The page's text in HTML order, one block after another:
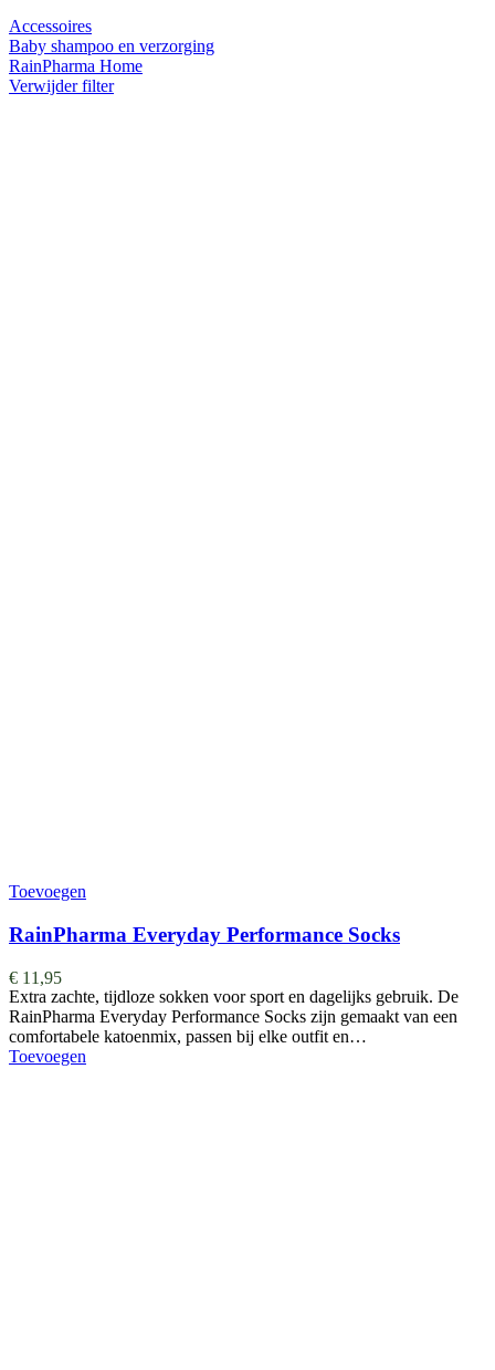
Accessoires
Baby shampoo en verzorging
RainPharma Home
Verwijder filter
Toevoegen
RainPharma Everyday Performance Socks
€ 11,95
Extra zachte, tijdloze sokken voor sport en dagelijks gebruik. De
RainPharma Everyday Performance Socks zijn gemaakt van een
comfortabele katoenmix, passen bij elke outfit en…
Toevoegen